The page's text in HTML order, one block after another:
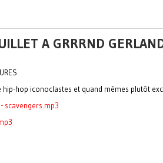
A GRRRND
hip-hop iconoclastes et quand mêmes plutôt
scavengers.mp3